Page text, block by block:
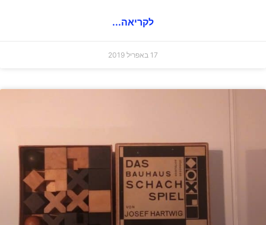
לקריאה...
17 באפריל 2019